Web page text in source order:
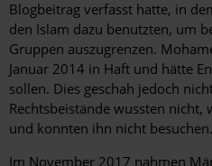
Blogbeitrag verfasst hatte, in
den Islam dazu benutzten, um
Gruppen auszugrenzen.
Januar 2014 in Haft und hätte
sollen. Dies geschah jedoch
Rechtsbeistände wussten nicht,
und konnten ihn nicht besuchen.
Im November 2017 nahmen